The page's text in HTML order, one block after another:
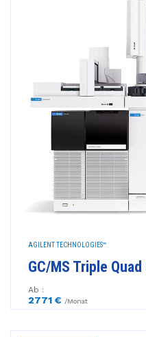
AGILENT TECHNOLOGIES™
GC/MS Triple
Ab :
2771 € /Monat